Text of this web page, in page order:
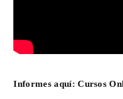
Informes aquí:Cursos